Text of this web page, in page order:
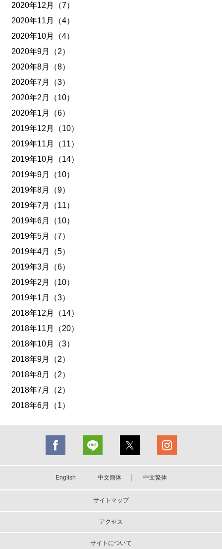
2020年12月（7）
2020年11月（4）
2020年10月（4）
2020年9月（2）
2020年8月（8）
2020年7月（3）
2020年2月（10）
2020年1月（6）
2019年12月（10）
2019年11月（11）
2019年10月（14）
2019年9月（10）
2019年8月（9）
2019年7月（11）
2019年6月（10）
2019年5月（7）
2019年4月（5）
2019年3月（6）
2019年2月（10）
2019年1月（3）
2018年12月（14）
2018年11月（20）
2018年10月（3）
2018年9月（2）
2018年8月（2）
2018年7月（2）
2018年6月（1）
English 中文簡体 中文繁体
サイトマップ
アクセス
サイトについて